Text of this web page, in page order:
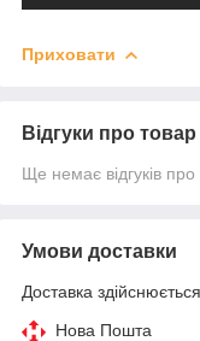
Приховати
Відгуки про товар
Ще немає відгуків
Умови доставки
Доставка
Нова Пошта